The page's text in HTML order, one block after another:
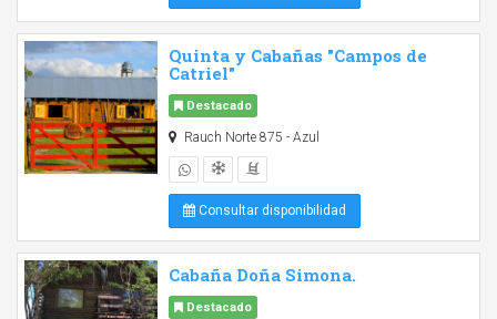
Quinta y Cabañas "Campos de
Catriel"
Destacado
Rauch Norte 875 - Azul
Consultar disponibilidad
Cabaña Doña Simona.
Destacado